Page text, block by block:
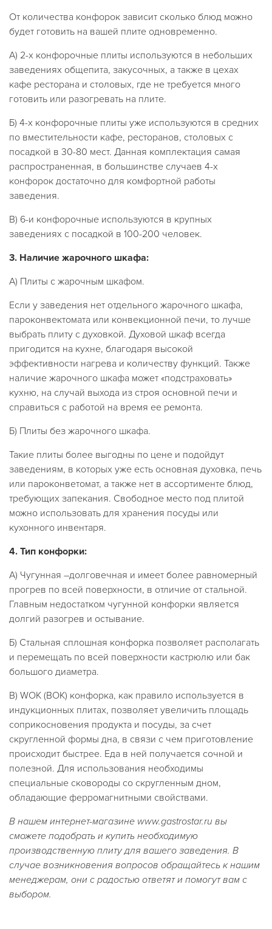
От количества конфорок зависит сколько блюд можно
будет готовить на вашей плите одновременно.
А) 2-х конфорочные плиты используются в небольших
заведениях общепита, закусочных, а также в цехах
кафе ресторана и столовых, где не требуется много
готовить или разогревать на плите.
Б) 4-х конфорочные плиты уже используются в средних
по вместительности кафе, ресторанов, столовых с
посадкой в 30-80 мест. Данная комплектация самая
распространенная, в большинстве случаев 4-х
конфорок достаточно для комфортной работы
заведения.
В) 6-и конфорочные используются в крупных
заведениях с посадкой в 100-200 человек.
3. Наличие жарочного шкафа:
А) Плиты с жарочным шкафом.
Если у заведения нет отдельного жарочного шкафа,
пароконвектомата или конвекционной печи, то лучше
выбрать плиту с духовкой. Духовой шкаф всегда
пригодится на кухне, благодаря высокой
эффективности нагрева и количеству функций. Также
наличие жарочного шкафа может «подстраховать»
кухню, на случай выхода из строя основной печи и
справиться с работой на время ее ремонта.
Б) Плиты без жарочного шкафа.
Такие плиты более выгодны по цене и подойдут
заведениям, в которых уже есть основная духовка, печь
или пароконветомат, а также нет в ассортименте блюд,
требующих запекания. Свободное место под плитой
можно использовать для хранения посуды или
кухонного инвентаря.
4. Тип конфорки:
А) Чугунная –долговечная и имеет более равномерный
прогрев по всей поверхности, в отличие от стальной.
Главным недостатком чугунной конфорки является
долгий разогрев и остывание.
Б) Стальная сплошная конфорка позволяет располагать
и перемещать по всей поверхности кастрюлю или бак
большого диаметра.
В) WOK (ВОК) конфорка, как правило используется в
индукционных плитах, позволяет увеличить площадь
соприкосновения продукта и посуды, за счет
скругленной формы дна, в связи с чем приготовление
происходит быстрее. Еда в ней получается сочной и
полезной. Для использования необходимы
специальные сковороды со скругленным дном,
обладающие ферромагнитными свойствами.
В нашем интернет-магазине www.gastrostar.ru вы
сможете подобрать и купить необходимую
производственную плиту для вашего заведения. В
случае возникновения вопросов обращайтесь к нашим
менеджерам, они с радостью ответят и помогут вам с
выбором.